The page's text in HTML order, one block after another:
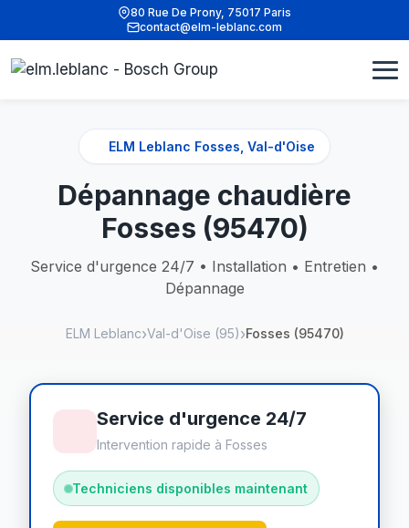
80 Rue De Prony, 75017 Paris
contact@elm-leblanc.com
ELM Leblanc Fosses, Val-d'Oise
Dépannage chaudière
Fosses (95470)
Service d'urgence 24/7 • Installation • Entretien •
Dépannage
ELM Leblanc Val-d'Oise (95) Fosses (95470)
Service d'urgence 24/7
Intervention rapide à Fosses
Techniciens disponibles maintenant